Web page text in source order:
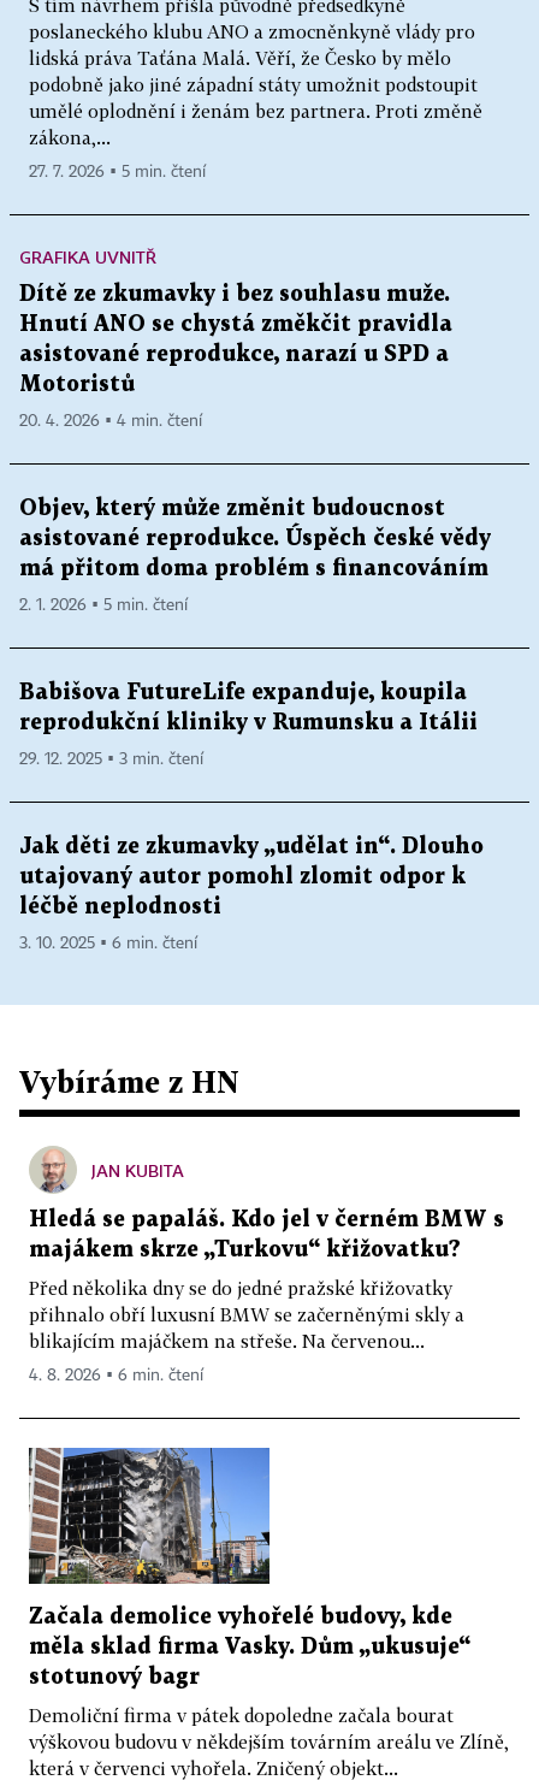
S tím návrhem přišla původně předsedkyně
poslaneckého klubu ANO a zmocněnkyně vlády pro
lidská práva Taťána Malá. Věří, že Česko by mělo
podobně jako jiné západní státy umožnit podstoupit
umělé oplodnění i ženám bez partnera. Proti změně
zákona,...
27. 7. 2026 ▪ 5 min. čtení
GRAFIKA UVNITŘ
Dítě ze zkumavky i bez souhlasu muže.
Hnutí ANO se chystá změkčit pravidla
asistované reprodukce, narazí u SPD a
Motoristů
20. 4. 2026 ▪ 4 min. čtení
Objev, který může změnit budoucnost
asistované reprodukce. Úspěch české vědy
má přitom doma problém s financováním
2. 1. 2026 ▪ 5 min. čtení
Babišova FutureLife expanduje, koupila
reprodukční kliniky v Rumunsku a Itálii
29. 12. 2025 ▪ 3 min. čtení
Jak děti ze zkumavky „udělat in“. Dlouho
utajovaný autor pomohl zlomit odpor k
léčbě neplodnosti
3. 10. 2025 ▪ 6 min. čtení
Vybíráme z HN
JAN KUBITA
Hledá se papaláš. Kdo jel v černém BMW s
majákem skrze „Turkovu“ křižovatku?
Před několika dny se do jedné pražské křižovatky
přihnalo obří luxusní BMW se začerněnými skly a
blikajícím majáčkem na střeše. Na červenou...
4. 8. 2026 ▪ 6 min. čtení
Začala demolice vyhořelé budovy, kde
měla sklad firma Vasky. Dům „ukusuje“
stotunový bagr
Demoliční firma v pátek dopoledne začala bourat
výškovou budovu v někdejším továrním areálu ve Zlíně,
která v červenci vyhořela. Zničený objekt...